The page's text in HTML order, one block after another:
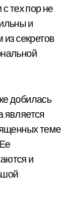
тех пор не
и
секретов
добилась
является
теме
и